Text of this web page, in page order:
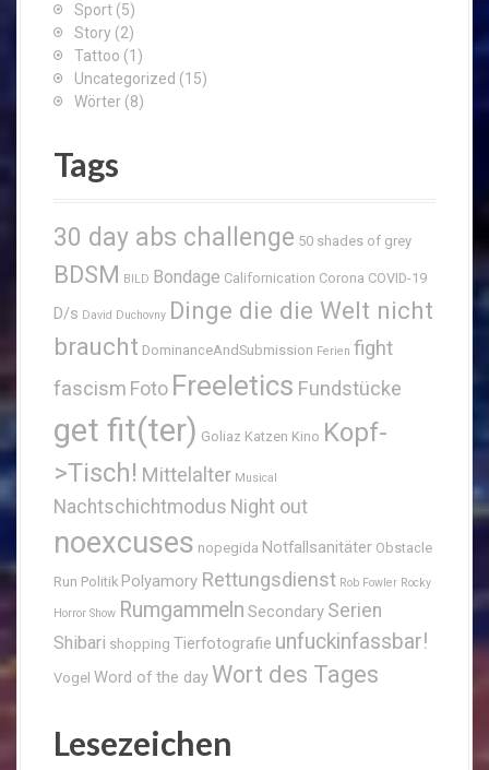
Sport (5)
Story (2)
Tattoo (1)
Uncategorized (15)
Wörter (8)
Tags
30 day abs challenge 50 shades of grey
BDSM BILD Bondage Californication Corona COVID-19
D/s David Duchovny Dinge die die Welt nicht
braucht DominanceAndSubmission Ferien fight
fascism Foto Freeletics Fundstücke
get fit(ter) Goliaz Katzen Kino Kopf-
>Tisch! Mittelalter Musical
Nachtschichtmodus Night out
noexcuses nopegida Notfallsanitäter Obstacle
Run Politik Polyamory Rettungsdienst Rob Fowler Rocky
Horror Show Rumgammeln Secondary Serien
Shibari shopping Tierfotografie unfuckinfassbar!
Vogel Word of the day Wort des Tages
Lesezeichen